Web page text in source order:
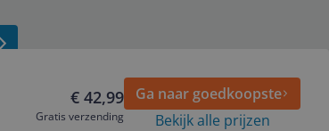
€ 42,99
Gratis verzending
Ga naar goedkoopste
Bekijk alle prijzen